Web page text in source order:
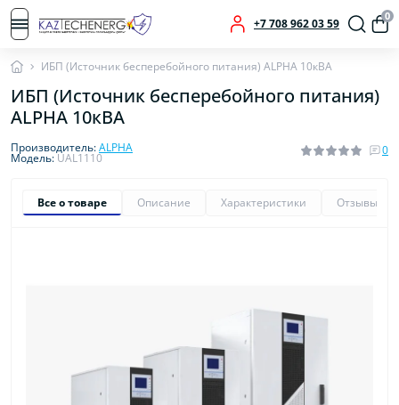
+7 708 962 03 59
0
ИБП (Источник бесперебойного питания) ALPHA 10кВА
ИБП (Источник бесперебойного питания)
ALPHA 10кВА
Производитель:ALPHA
Модель:UAL1110
0
Все о товаре Описание Характеристики Отзывы